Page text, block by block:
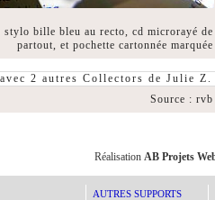
bille bleu au recto, cd microrayé de
partout, et pochette cartonnée marquée
2 autres Collectors de Julie Z.
Source : rvb
Réalisation AB Projets
AUTRES SUPPORTS